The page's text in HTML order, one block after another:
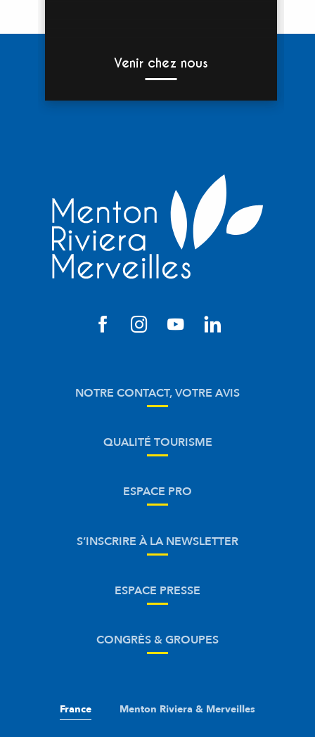
Venir chez nous
NOTRE CONTACT, VOTRE AVIS
QUALITÉ TOURISME
ESPACE PRO
S’INSCRIRE À LA NEWSLETTER
ESPACE PRESSE
CONGRÈS & GROUPES
France Menton Riviera & Merveilles